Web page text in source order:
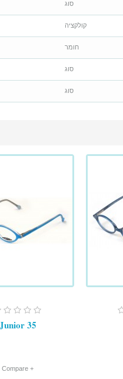
סוג
קולקציה
חומר
סוג
סוג
35
+ Compare